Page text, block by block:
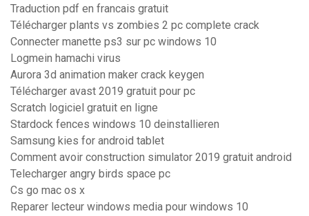
Traduction pdf en francais gratuit
Télécharger plants vs zombies 2 pc complete crack
Connecter manette ps3 sur pc windows 10
Logmein hamachi virus
Aurora 3d animation maker crack keygen
Télécharger avast 2019 gratuit pour pc
Scratch logiciel gratuit en ligne
Stardock fences windows 10 deinstallieren
Samsung kies for android tablet
Comment avoir construction simulator 2019 gratuit android
Telecharger angry birds space pc
Cs go mac os x
Reparer lecteur windows media pour windows 10